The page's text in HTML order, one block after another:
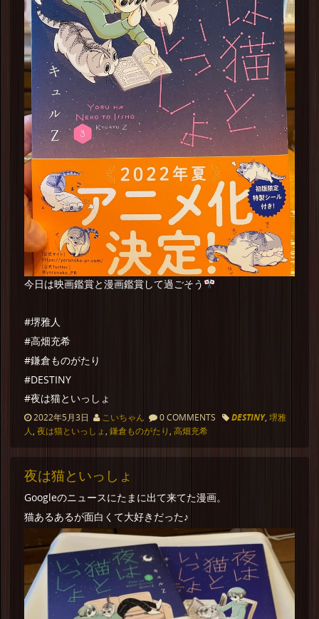
今日は映画鑑賞と漫画鑑賞して過ごそう
#堺雅人
#高畑充希
#鎌倉ものがたり
#DESTINY
#夜は猫といっしょ
2022年5月3日 こいちゃん 0 COMMENTS DESTINY, 堺雅
人 夜は猫といっしょ 鎌倉ものがたり 高畑充希
夜は猫といっしょ
Googleのニュースにたまに出て来てた漫画。
猫あるあるが面白くて大好きだった♪